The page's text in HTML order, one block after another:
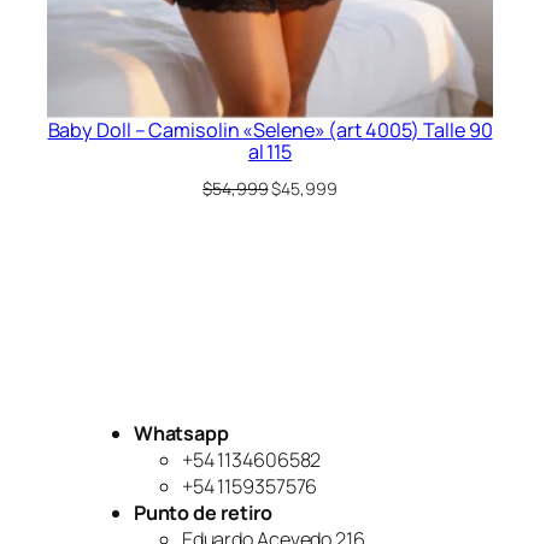
Baby Doll – Camisolin «Selene» (art 4005) Talle 90
al 115
$54,999El
$45,999El
Whatsapp
+54 1134606582
+54 1159357576
Punto de retiro